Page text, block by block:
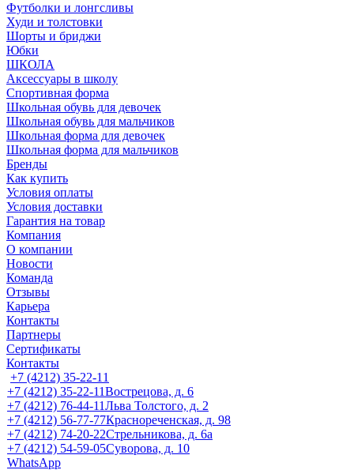
Футболки и лонгсливы
Худи и толстовки
Шорты и бриджи
Юбки
ШКОЛА
Аксессуары в школу
Спортивная форма
Школьная обувь для девочек
Школьная обувь для мальчиков
Школьная форма для девочек
Школьная форма для мальчиков
Бренды
Как купить
Условия оплаты
Условия доставки
Гарантия на товар
Компания
О компании
Новости
Команда
Отзывы
Карьера
Контакты
Партнеры
Сертификаты
Контакты
+7 (4212) 35-22-11
+7 (4212) 35-22-11Вострецова, д. 6
+7 (4212) 76-44-11Льва Толстого, д. 2
+7 (4212) 56-77-77Краснореченская, д. 98
+7 (4212) 74-20-22Стрельникова, д. 6а
+7 (4212) 54-59-05Суворова, д. 10
WhatsApp